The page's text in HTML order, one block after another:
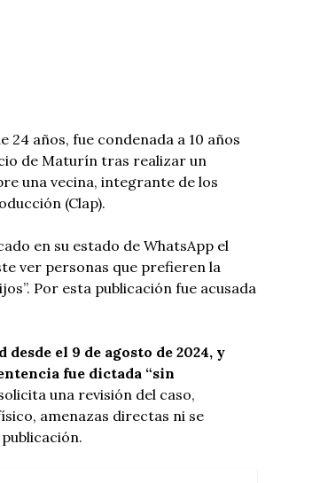
24 años, fue condenada a 10 años
de Maturín tras realizar un
una vecina, integrante de los
(Clap).
en su estado de WhatsApp el
ver personas que prefieren la
Por esta publicación fue acusada
el 9 de agosto de 2024, y
fue dictada “sin
una revisión del caso,
amenazas directas ni se